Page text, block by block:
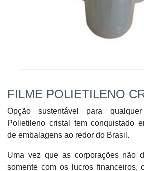
FILME POLIETILENO
Opção sustentável para
Polietileno cristal tem conquistado
de embalagens ao redor do Brasil.
Uma vez que as corporações não
somente com os lucros financeiros,